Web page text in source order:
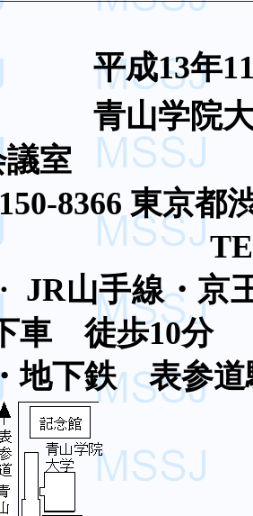
平成13年
青山学院
議室
150-8366 東京都
・ JR山手線・京
車 徒歩10分
・地下鉄 表参